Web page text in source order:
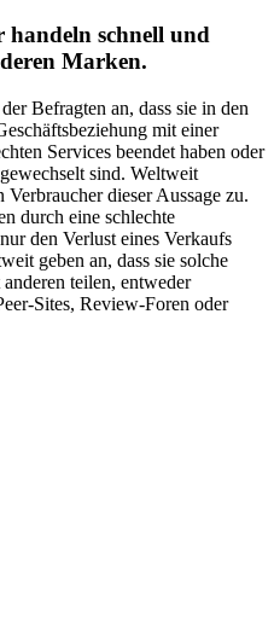
handeln schnell und
Marken.
Befragten an, dass sie in den
mit einer
Services beendet haben oder
sind. Weltweit
dieser Aussage zu.
durch eine schlechte
den Verlust eines Verkaufs
geben an, dass sie solche
teilen, entweder
Sites, Review-Foren oder